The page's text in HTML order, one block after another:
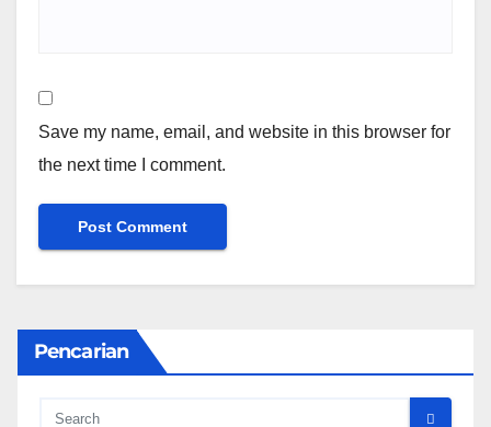
Save my name, email, and website in this browser for
the next time I comment.
Pencarian